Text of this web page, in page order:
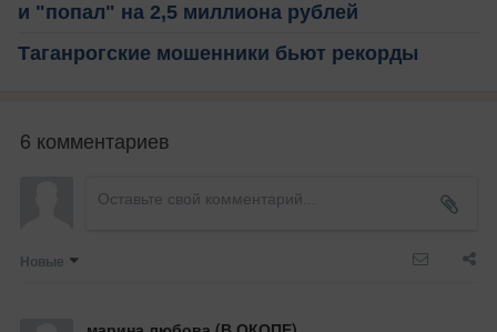
и "попал" на 2,5 миллиона рублей
Таганрогские мошенники бьют рекорды
6 комментариев
Новые